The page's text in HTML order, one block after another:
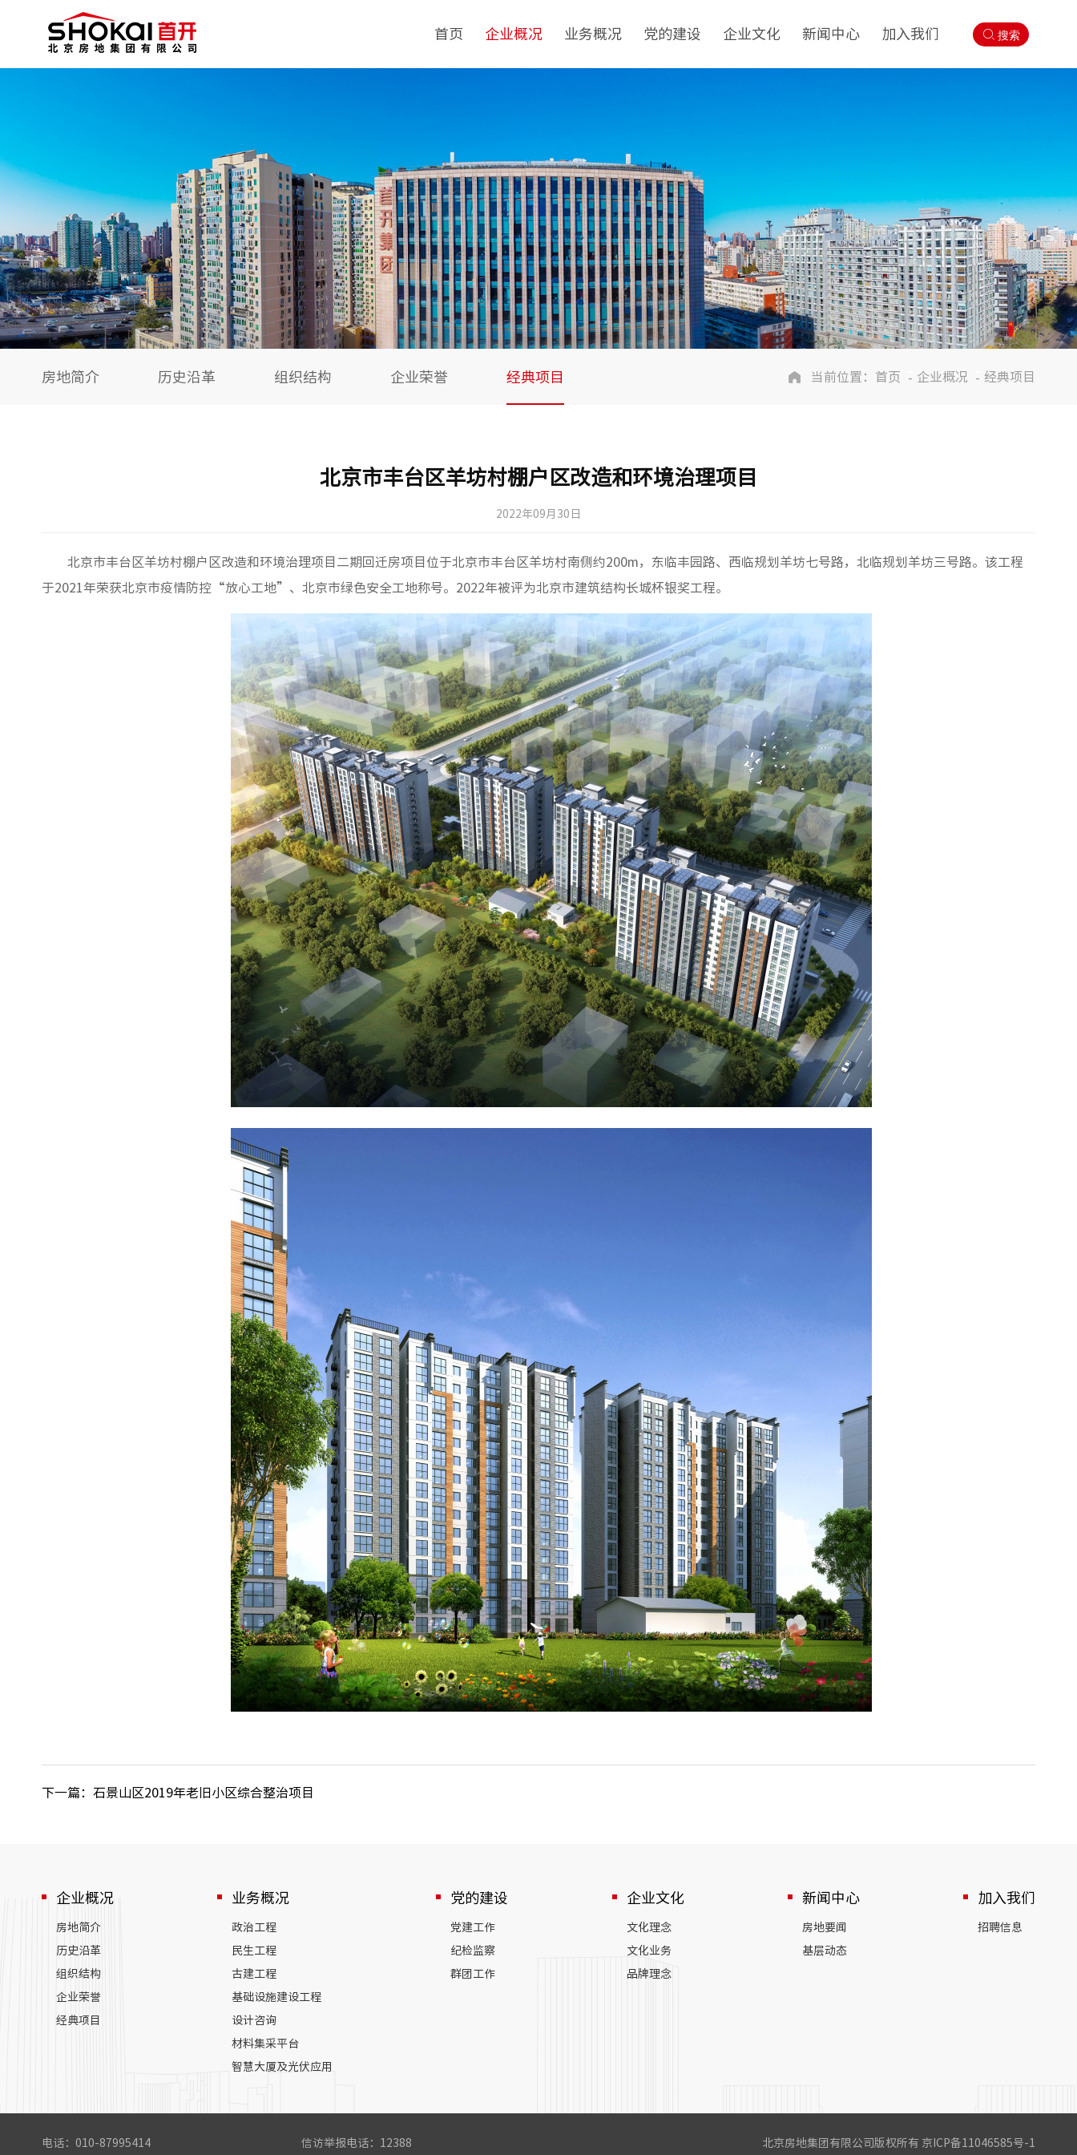
首页 企业概况
组织结构
企业荣誉
经典项目
业务概况
古建工程
基础设施建设工程
设计咨询
材料集采平台
智慧大厦及光伏应用
党的建设 企业文化 新闻中心 加入我们 搜索
房地简介 历史沿革 组织结构 企业荣誉 经典项目 当前位置： 首页 企业概况 经典项目
北京市丰台区羊坊村棚户区改造和环境治理项目
2022年09月30日
北京市丰台区羊坊村棚户区改造和环境治理项目二期回迁房项目位于北京市丰台区羊坊村南侧约200m，东临丰园路、西临规划羊坊七号路，北临规划羊坊三号路。该工程
于2021年荣获北京市疫情防控“放心工地”、北京市绿色安全工地称号。2022年被评为北京市建筑结构长城杯银奖工程。
下一篇：石景山区2019年老旧小区综合整治项目
企业概况
房地简介
历史沿革
组织结构
企业荣誉
经典项目
业务概况
政治工程
民生工程
古建工程
基础设施建设工程
设计咨询
材料集采平台
智慧大厦及光伏应用
党的建设
党建工作
纪检监察
群团工作
企业文化
文化理念
文化业务
品牌理念
新闻中心
房地要闻
基层动态
加入我们
招聘信息
电话：010-87995414 信访举报电话：12388 北京房地集团有限公司版权所有 京ICP备11046585号-1